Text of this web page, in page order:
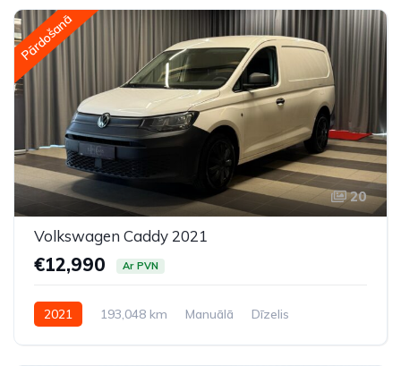
Pārdošanā
20
Volkswagen Caddy 2021
€12,990 Ar PVN
2021 193,048 km Manuālā
Dīzelis